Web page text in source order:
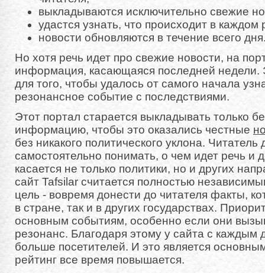
выкладываются исключительно свежие
удастся узнать, что происходит в каждом
новости обновляются в течение всего
Но хотя речь идет про свежие новости, на
информация, касающаяся последней недели.
для того, чтобы удалось от самого начала
резонансное событие с последствиями.
Этот портал старается выкладывать только
информацию, чтобы это оказались честные
без никакого политического уклона.
самостоятельно понимать, о чем идет речь и
касается не только политики, но и других
сайт Tafsilar считается полностью
цель - вовремя донести до читателя факты,
в стране, так и в других государствах.
основным событиям, особенно если они
резонанс. Благодаря этому у сайта с каждым
больше посетителей. И это является
рейтинг все время повышается.